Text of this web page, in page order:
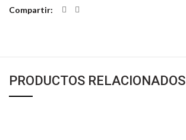
Compartir
PRODUCTOS RELACIONADOS